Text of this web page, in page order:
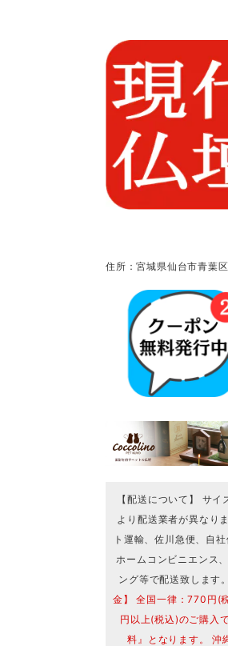
住所：宮城県仙台市青
【配送について】 サイ
より配送業者が異なり
ト運輸、佐川急便、自社
ホームコンビニエンス
ング等で配送致します。
金】 全国一律：770円(
円以上(税込)のご購入
料』となります。 沖